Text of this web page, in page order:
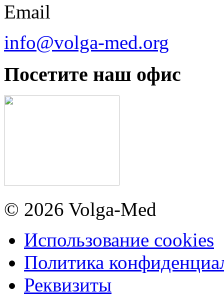
Email
info@volga-med.org
Посетите наш офис
© 2026 Volga-Med
Использование cookies
Политика
Реквизиты